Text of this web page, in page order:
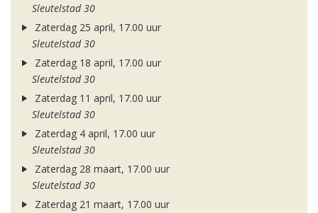
Sleutelstad 30
Zaterdag 25 april, 17.00 uur
Sleutelstad 30
Zaterdag 18 april, 17.00 uur
Sleutelstad 30
Zaterdag 11 april, 17.00 uur
Sleutelstad 30
Zaterdag 4 april, 17.00 uur
Sleutelstad 30
Zaterdag 28 maart, 17.00 uur
Sleutelstad 30
Zaterdag 21 maart, 17.00 uur